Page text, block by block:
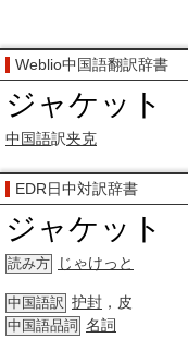
Weblio中国語翻訳辞書
ジャケット
中国語訳夹克
EDR日中対訳辞書
ジャケット
読み方 じゃけっと
中国語訳 护封 ，皮
中国語品詞 名詞